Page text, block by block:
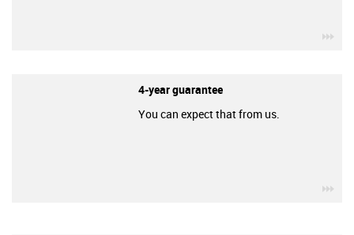
4-year guarantee
You can expect that from us.